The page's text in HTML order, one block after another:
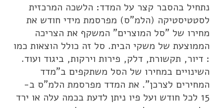
נתחיל בהסבר קצר על המדד: הלשכה המרכזית
לסטטיסטיקה (הלמ"ס) מפרסמת מידי חודש את
מחירו של "סל המוצרים" המשקף את הצריכה
הממוצעת של משקי הבית. סל זה כולל הוצאות כמו
: דיור, תקשורת, דלק, פירות וירקות, ביגוד ועוד.
השינויים במחירו של הסל משתקפים ב"מדד
המחירים לצרכן". את המדד מפרסמת הלמ"ס ב-
15 לכל חודש ועל פיו ניתן לדעת בכמה עלה או ירד